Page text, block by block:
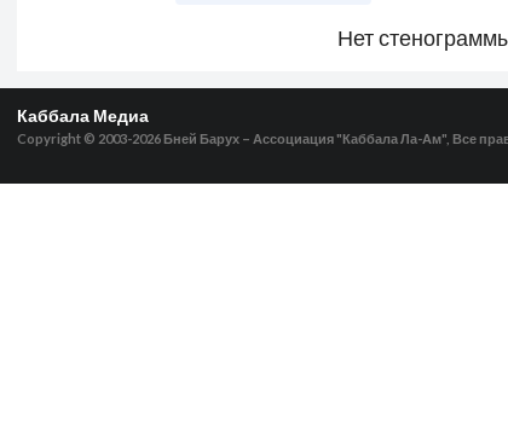
Нет
Каббала Медиа
Copyright © 2003-2026 Бней Барух – Ассоциация "Каббала Ла-Ам", Все